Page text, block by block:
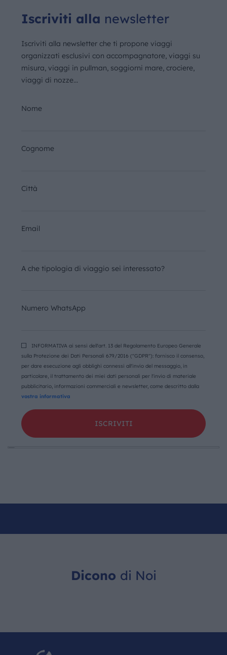
Iscriviti alla newsletter
Iscriviti alla newsletter che ti propone viaggi
organizzati esclusivi con accompagnatore, viaggi su
misura, viaggi in pullman, soggiorni mare, crociere,
viaggi di nozze...
Nome
Cognome
Città
Email
A che tipologia di viaggio sei interessato?
Numero WhatsApp
INFORMATIVA ai sensi dell'art. 13 del Regolamento Europeo Generale
sulla Protezione dei Dati Personali 679/2016 ("GDPR"): fornisco il consenso,
per dare esecuzione agli obblighi connessi all'invio del messaggio, in
particolare, il trattamento dei miei dati personali per l'invio di materiale
pubblicitario, informazioni commerciali e newsletter, come descritto dalla
vostra informativa
Dicono di Noi